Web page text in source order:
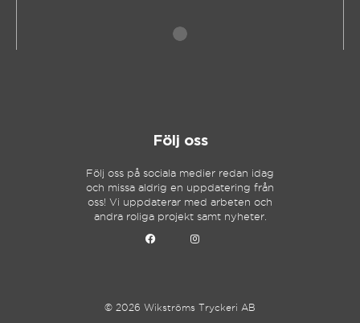
Följ oss
Följ oss på sociala medier redan idag
och missa aldrig en uppdatering från
oss! Vi uppdaterar med arbeten och
andra roliga projekt samt nyheter.
© 2026 Wikströms Tryckeri AB